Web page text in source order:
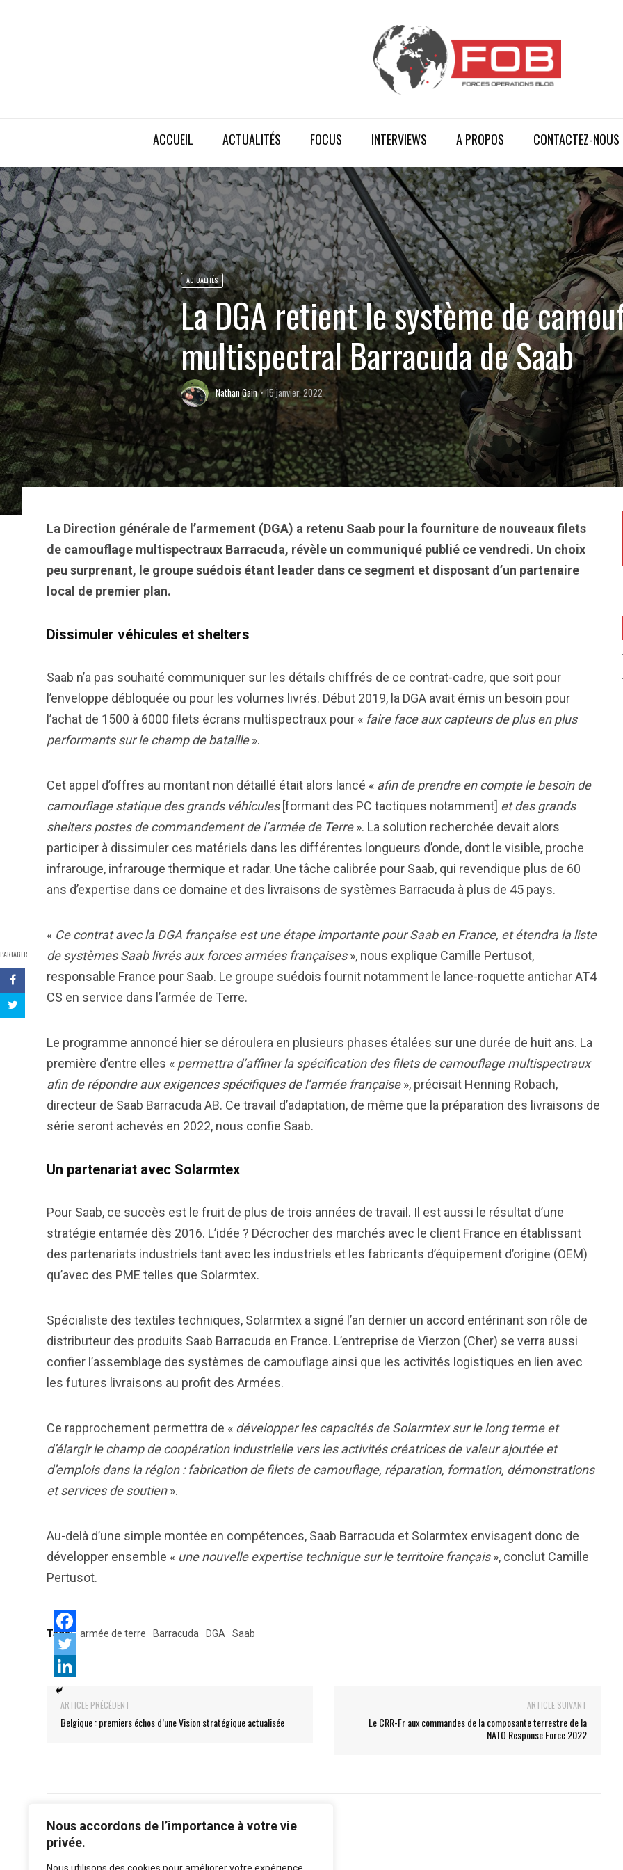
Nous accordons de l’importance à votre vie
privée.
ACCUEIL ACTUALITÉS FOCUS INTERVIEWS A PROPOS CONTACTEZ-NOUS
ACTUALITÉS
La DGA retient le système de
multispectral Barracuda de Saab
Nathan Gain 15 janvier, 2022
PARTAGER
La Direction générale de l’armement (DGA) a retenu Saab pour la fourniture de nouveaux filets
de camouflage multispectraux Barracuda, révèle un communiqué publié ce vendredi. Un choix
peu surprenant, le groupe suédois étant leader dans ce segment et disposant d’un partenaire
local de premier plan.
Dissimuler véhicules et shelters
Saab n’a pas souhaité communiquer sur les détails chiffrés de ce contrat-cadre, que soit pour
l’enveloppe débloquée ou pour les volumes livrés. Début 2019, la DGA avait émis un besoin pour
l’achat de 1500 à 6000 filets écrans multispectraux pour « faire face aux capteurs de plus en plus
performants sur le champ de bataille».
Cet appel d’offres au montant non détaillé était alors lancé « afin de prendre en compte le besoin de
camouflage statique des grands véhicules[formant des PC tactiques notamment] et des grands
shelters postes de commandement de l’armée de Terre». La solution recherchée devait alors
participer à dissimuler ces matériels dans les différentes longueurs d’onde, dont le visible, proche
infrarouge, infrarouge thermique et radar. Une tâche calibrée pour Saab, qui revendique plus de 60
ans d’expertise dans ce domaine et des livraisons de systèmes Barracuda à plus de 45 pays.
« Ce contrat avec la DGA française est une étape importante pour Saab en France, et étendra la liste
de systèmes Saab livrés aux forces armées françaises», nous explique Camille Pertusot,
responsable France pour Saab. Le groupe suédois fournit notamment le lance-roquette antichar AT4
CS en service dans l’armée de Terre.
Le programme annoncé hier se déroulera en plusieurs phases étalées sur une durée de huit ans. La
première d’entre elles « permettra d’affiner la spécification des filets de camouflage multispectraux
afin de répondre aux exigences spécifiques de l’armée française», précisait Henning Robach,
directeur de Saab Barracuda AB. Ce travail d’adaptation, de même que la préparation des livraisons de
série seront achevés en 2022, nous confie Saab.
Un partenariat avec Solarmtex
Pour Saab, ce succès est le fruit de plus de trois années de travail. Il est aussi le résultat d’une
stratégie entamée dès 2016. L’idée ? Décrocher des marchés avec le client France en établissant
des partenariats industriels tant avec les industriels et les fabricants d’équipement d’origine (OEM)
qu’avec des PME telles que Solarmtex.
Spécialiste des textiles techniques, Solarmtex a signé l’an dernier un accord entérinant son rôle de
distributeur des produits Saab Barracuda en France. L’entreprise de Vierzon (Cher) se verra aussi
confier l’assemblage des systèmes de camouflage ainsi que les activités logistiques en lien avec
les futures livraisons au profit des Armées.
Ce rapprochement permettra de « développer les capacités de Solarmtex sur le long terme et
d’élargir le champ de coopération industrielle vers les activités créatrices de valeur ajoutée et
d’emplois dans la région : fabrication de filets de camouflage, réparation, formation, démonstrations
et services de soutien».
Au-delà d’une simple montée en compétences, Saab Barracuda et Solarmtex envisagent donc de
développer ensemble « une nouvelle expertise technique sur le territoire français», conclut Camille
Pertusot.
Tags: armée de terre Barracuda DGA Saab
ARTICLE PRÉCÉDENT
Belgique : premiers échos d’une Vision stratégique actualisée
ARTICLE SUIVANT
Le CRR-Fr aux commandes de la composante terrestre de la
NATO Response Force 2022